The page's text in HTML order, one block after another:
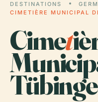
DESTINATIONS
CIMETIÈRE MUNICIPAL
Cimet